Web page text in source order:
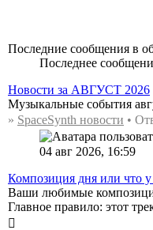
Последние сообщения в
Последнее
Новости за АВГУСТ 2026
Музыкальные события
» SpaceSynth новости •
04 авг 2026, 16:59
Композиция дня или что у
Ваши любимые
Главное правило: этот